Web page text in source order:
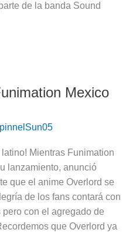
de la banda Sound
Mexico
Mientras Funimation
lanzamiento, anunció
que el anime Overlord se
de los fans contará con
con el agregado de
que Overlord ya